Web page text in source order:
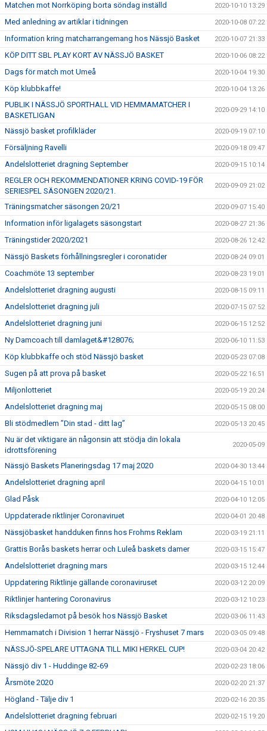
Matchen mot Norrköping borta söndag inställd 2020-10-10 13:29
Med anledning av artiklar i tidningen 2020-10-08 07:22
Information kring matcharrangemang hos Nässjö Basket 2020-10-07 21:33
KÖP DITT SBL PLAY KORT AV NÄSSJÖ BASKET 2020-10-06 08:22
Dags för match mot Umeå 2020-10-04 19:30
Köp klubbkaffe! 2020-10-04 13:26
PUBLIK I NÄSSJÖ SPORTHALL VID HEMMAMATCHER I
BASKETLIGAN
2020-09-29 14:10
Nässjö basket profilkläder 2020-09-19 07:10
Försäljning Ravelli 2020-09-18 09:47
Andelslotteriet dragning September 2020-09-15 10:14
REGLER OCH REKOMMENDATIONER KRING COVID-19 FÖR
SERIESPEL SÄSONGEN 2020/21.
2020-09-09 21:02
Träningsmatcher säsongen 20/21 2020-09-07 15:40
Information inför ligalagets säsongstart 2020-08-27 21:36
Träningstider 2020/2021 2020-08-26 12:42
Nässjö Baskets förhållningsregler i coronatider 2020-08-24 09:01
Coachmöte 13 september 2020-08-23 19:01
Andelslotteriet dragning augusti 2020-08-15 09:11
Andelslotteriet dragning juli 2020-07-15 07:52
Andelslotteriet dragning juni 2020-06-15 12:52
Ny Damcoach till damlaget&#128076; 2020-06-10 11:53
Köp klubbkaffe och stöd Nässjö basket 2020-05-23 07:08
Sugen på att prova på basket 2020-05-22 16:51
Miljonlotteriet 2020-05-19 20:24
Andelslotteriet dragning maj 2020-05-15 08:00
Bli stödmedlem ”Din stad - ditt lag” 2020-05-13 20:45
Nu är det viktigare än någonsin att stödja din lokala
idrottsförening
2020-05-09
Nässjö Baskets Planeringsdag 17 maj 2020 2020-04-30 13:44
Andelslotteriet dragning april 2020-04-15 10:01
Glad Påsk 2020-04-10 12:05
Uppdaterade riktlinjer Coronaviruet 2020-04-01 20:48
Nässjöbasket handduken finns hos Frohms Reklam 2020-03-19 21:11
Grattis Borås baskets herrar och Luleå baskets damer 2020-03-15 15:47
Andelslotteriet dragning mars 2020-03-15 12:44
Uppdatering Riktlinje gällande coronaviruset 2020-03-12 20:09
Riktlinjer hantering Coronavirus 2020-03-12 10:23
Riksdagsledamot på besök hos Nässjö Basket 2020-03-06 11:43
Hemmamatch i Division 1 herrar Nässjö - Fryshuset 7 mars 2020-03-05 09:48
NÄSSJÖ-SPELARE UTTAGNA TILL MIKI HERKEL CUP! 2020-03-04 20:42
Nässjö div 1 - Huddinge 82-69 2020-02-23 18:06
Årsmöte 2020 2020-02-20 21:37
Högland - Tälje div 1 2020-02-16 20:35
Andelslotteriet dragning februari 2020-02-15 19:20